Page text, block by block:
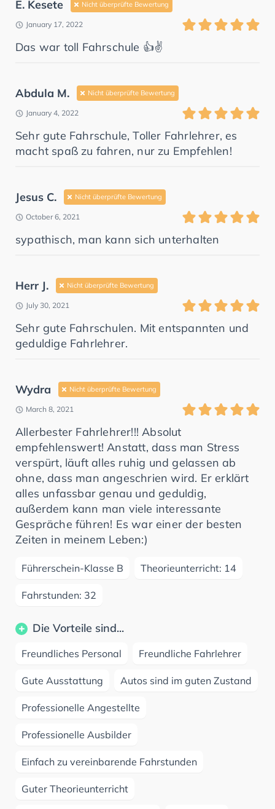
E. Kesete Nicht überprüfte Bewertung
January 17, 2022
Das war toll Fahrschule 👍✌️
Abdula M. Nicht überprüfte Bewertung
January 4, 2022
Sehr gute Fahrschule, Toller Fahrlehrer, es
macht spaß zu fahren, nur zu Empfehlen!
Jesus C. Nicht überprüfte Bewertung
October 6, 2021
sypathisch, man kann sich unterhalten
Herr J. Nicht überprüfte Bewertung
July 30, 2021
Sehr gute Fahrschulen. Mit entspannten und
geduldige Fahrlehrer.
Wydra Nicht überprüfte Bewertung
March 8, 2021
Allerbester Fahrlehrer!!! Absolut
empfehlenswert! Anstatt, dass man Stress
verspürt, läuft alles ruhig und gelassen ab
ohne, dass man angeschrien wird. Er erklärt
alles unfassbar genau und geduldig,
außerdem kann man viele interessante
Gespräche führen! Es war einer der besten
Zeiten in meinem Leben:)
Führerschein-Klasse B Theorieunterricht: 14
Fahrstunden: 32
Die Vorteile sind...
Freundliches Personal Freundliche Fahrlehrer
Gute Ausstattung Autos sind im guten Zustand
Professionelle Angestellte
Professionelle Ausbilder
Einfach zu vereinbarende Fahrstunden
Guter Theorieunterricht